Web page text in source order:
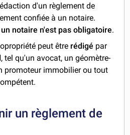
d'un règlement de
confiée à un notaire.
notaire n'est pas obligatoire.
peut être rédigé par
, tel qu'un avocat, un géomètre-
promoteur immobilier ou tout
un règlement de